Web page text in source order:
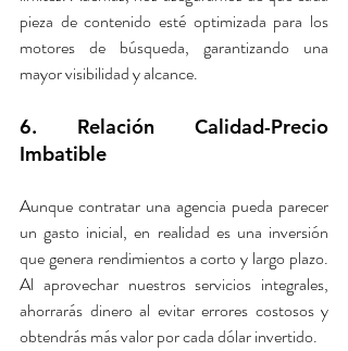
pieza de contenido esté optimizada para los
motores de búsqueda, garantizando una
mayor visibilidad y alcance.
6. Relación Calidad-Precio
Imbatible
Aunque contratar una agencia pueda parecer
un gasto inicial, en realidad es una inversión
que genera rendimientos a corto y largo plazo.
Al aprovechar nuestros servicios integrales,
ahorrarás dinero al evitar errores costosos y
obtendrás más valor por cada dólar invertido.